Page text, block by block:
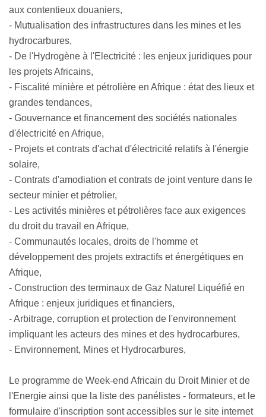
aux contentieux douaniers,
- Mutualisation des infrastructures dans les mines et les
hydrocarbures,
- De l'Hydrogène à l'Electricité : les enjeux juridiques pour
les projets Africains,
- Fiscalité minière et pétrolière en Afrique : état des lieux et
grandes tendances,
- Gouvernance et financement des sociétés nationales
d'électricité en Afrique,
- Projets et contrats d'achat d'électricité relatifs à l'énergie
solaire,
- Contrats d'amodiation et contrats de joint venture dans le
secteur minier et pétrolier,
- Les activités minières et pétrolières face aux exigences
du droit du travail en Afrique,
- Communautés locales, droits de l'homme et
développement des projets extractifs et énergétiques en
Afrique,
- Construction des terminaux de Gaz Naturel Liquéfié en
Afrique : enjeux juridiques et financiers,
- Arbitrage, corruption et protection de l'environnement
impliquant les acteurs des mines et des hydrocarbures,
- Environnement, Mines et Hydrocarbures,
Le programme de Week-end Africain du Droit Minier et de
l'Energie ainsi que la liste des panélistes - formateurs, et le
formulaire d'inscription sont accessibles sur le site internet